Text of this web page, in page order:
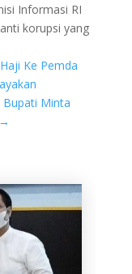
Informasi RI
korupsi yang
Ke Pemda
Bupati Minta
→